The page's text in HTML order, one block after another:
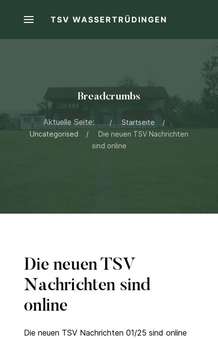
TSV WASSERTRÜDINGEN
Breadcrumbs
Aktuelle Seite:
Startseite
Uncategorised
Die neuen TSV Nachrichten
sind online
Die neuen TSV
Nachrichten sind
online
Die neuen TSV Nachrichten 01/25 sind online